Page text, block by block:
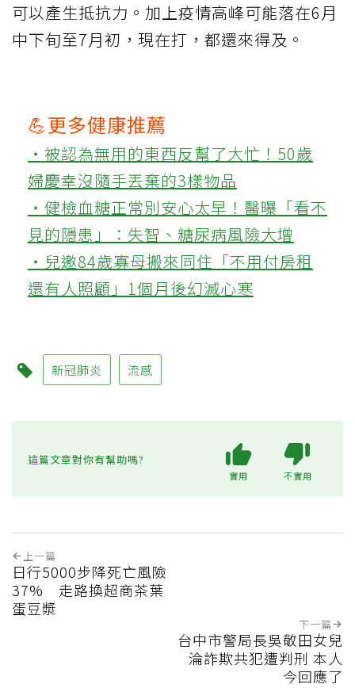
可以產生抵抗力。加上疫情高峰可能落在6月
中下旬至7月初，現在打，都還來得及。
💪更多健康推薦
‧被認為無用的東西反幫了大忙！50歲
婦慶幸沒隨手丟棄的3樣物品
‧健檢血糖正常別安心太早！醫曝「看不
見的隱患」：失智、糖尿病風險大增
‧兒邀84歲寡母搬來同住「不用付房租
還有人照顧」1個月後幻滅心寒
新冠肺炎 流感
這篇文章對你有幫助嗎?
實用 不實用
上一篇
日行5000步降死亡風險
37% 走路換超商茶葉
蛋豆漿
下一篇
台中市警局長吳敬田女兒
淪詐欺共犯遭判刑 本人
今回應了